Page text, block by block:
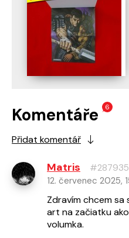
Komentáře 6
Přidat komentář
Matris
#287935
12. červenec 2025,
Zdravím chcem
art na začiatku
volumka.